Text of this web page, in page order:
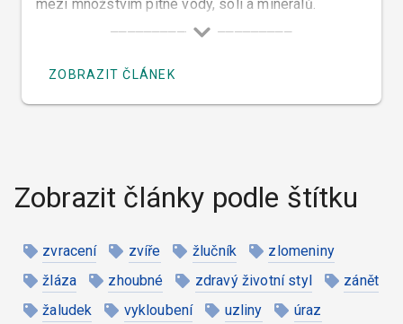
mezi množstvím pitné vody, solí a minerálů.
ZOBRAZIT ČLÁNEK
Zobrazit články podle štítku
zvracení zvíře žlučník
zlomeniny
žláza
zhoubné zdravý životní styl
zánět
žaludek
vykloubení uzliny
úraz